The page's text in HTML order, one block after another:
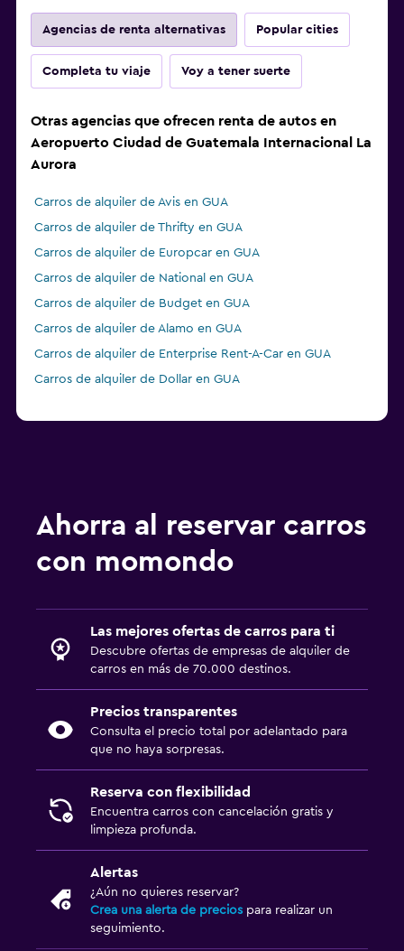
Agencias de renta alternativas Popular cities
Completa tu viaje Voy a tener suerte
Otras agencias que ofrecen renta de autos en
Aeropuerto Ciudad de Guatemala Internacional La
Aurora
Carros de alquiler de Avis en GUA
Carros de alquiler de Thrifty en GUA
Carros de alquiler de Europcar en GUA
Carros de alquiler de National en GUA
Carros de alquiler de Budget en GUA
Carros de alquiler de Alamo en GUA
Carros de alquiler de Enterprise Rent-A-Car en GUA
Carros de alquiler de Dollar en GUA
Ahorra al reservar carros
con momondo
Las mejores ofertas de carros para ti
Descubre ofertas de empresas de alquiler de
carros en más de 70.000 destinos.
Precios transparentes
Consulta el precio total por adelantado para
que no haya sorpresas.
Reserva con flexibilidad
Encuentra carros con cancelación gratis y
limpieza profunda.
Alertas
¿Aún no quieres reservar?
Crea una alerta de precios para realizar un
seguimiento.